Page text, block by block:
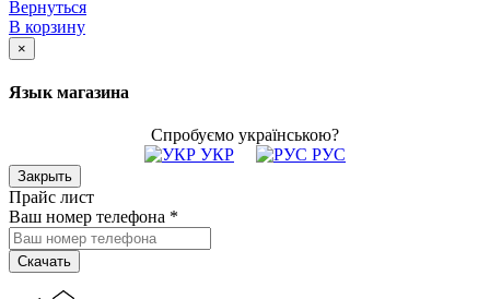
Вернуться
В корзину
×
Язык магазина
Спробуємо українською?
УКР
РУС
Закрыть
Прайс лист
Ваш номер телефона *
Скачать